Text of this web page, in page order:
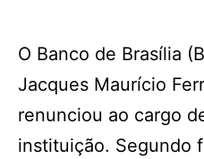
O Banco de Brasília
Jacques Maurício
renunciou ao cargo
instituição. Segundo